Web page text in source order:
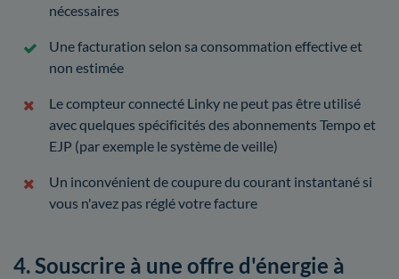
nécessaires
Une facturation selon sa consommation effective et
non estimée
Le compteur connecté Linky ne peut pas être utilisé
avec quelques spécificités des abonnements Tempo et
EJP (par exemple le système de veille)
Un inconvénient de coupure du courant instantané si
vous n'avez pas réglé votre facture
4. Souscrire à une offre d'énergie à